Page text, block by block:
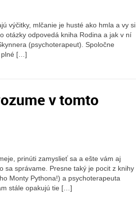
výčitky, mlčanie je husté ako hmla a vy si
otázky odpovedá kniha Rodina a jak v ní
(psychoterapeut). Spoločne
plné […]
v tomto
prinúti zamyslieť sa a ešte vám aj
sa správame. Presne taký je pocit z knihy
Monty Pythona!) a psychoterapeuta
stále opakujú tie […]